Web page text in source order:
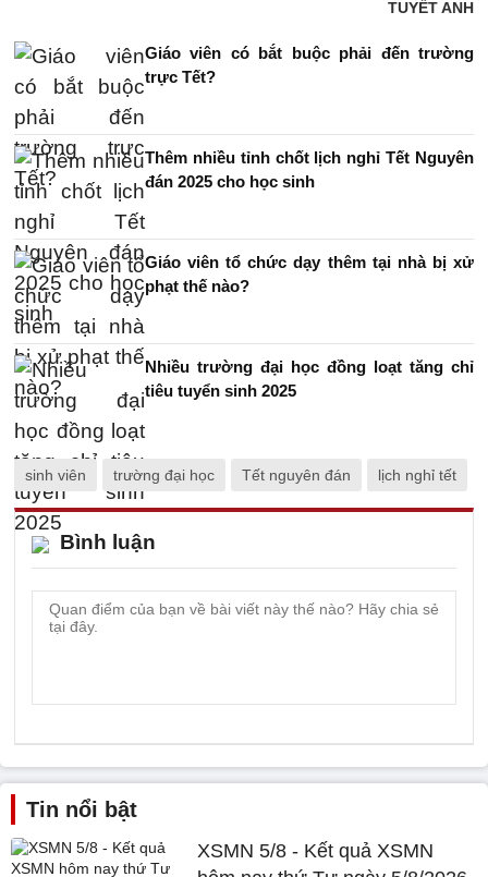
TUYẾT ANH
Giáo viên có bắt buộc phải đến trường
trực Tết?
Thêm nhiều tỉnh chốt lịch nghỉ Tết Nguyên
đán 2025 cho học sinh
Giáo viên tổ chức dạy thêm tại nhà bị xử
phạt thế nào?
Nhiều trường đại học đồng loạt tăng chỉ
tiêu tuyển sinh 2025
sinh viên trường đại học Tết nguyên đán lịch nghỉ tết
Bình luận
Tin nổi bật
XSMN 5/8 - Kết quả XSMN